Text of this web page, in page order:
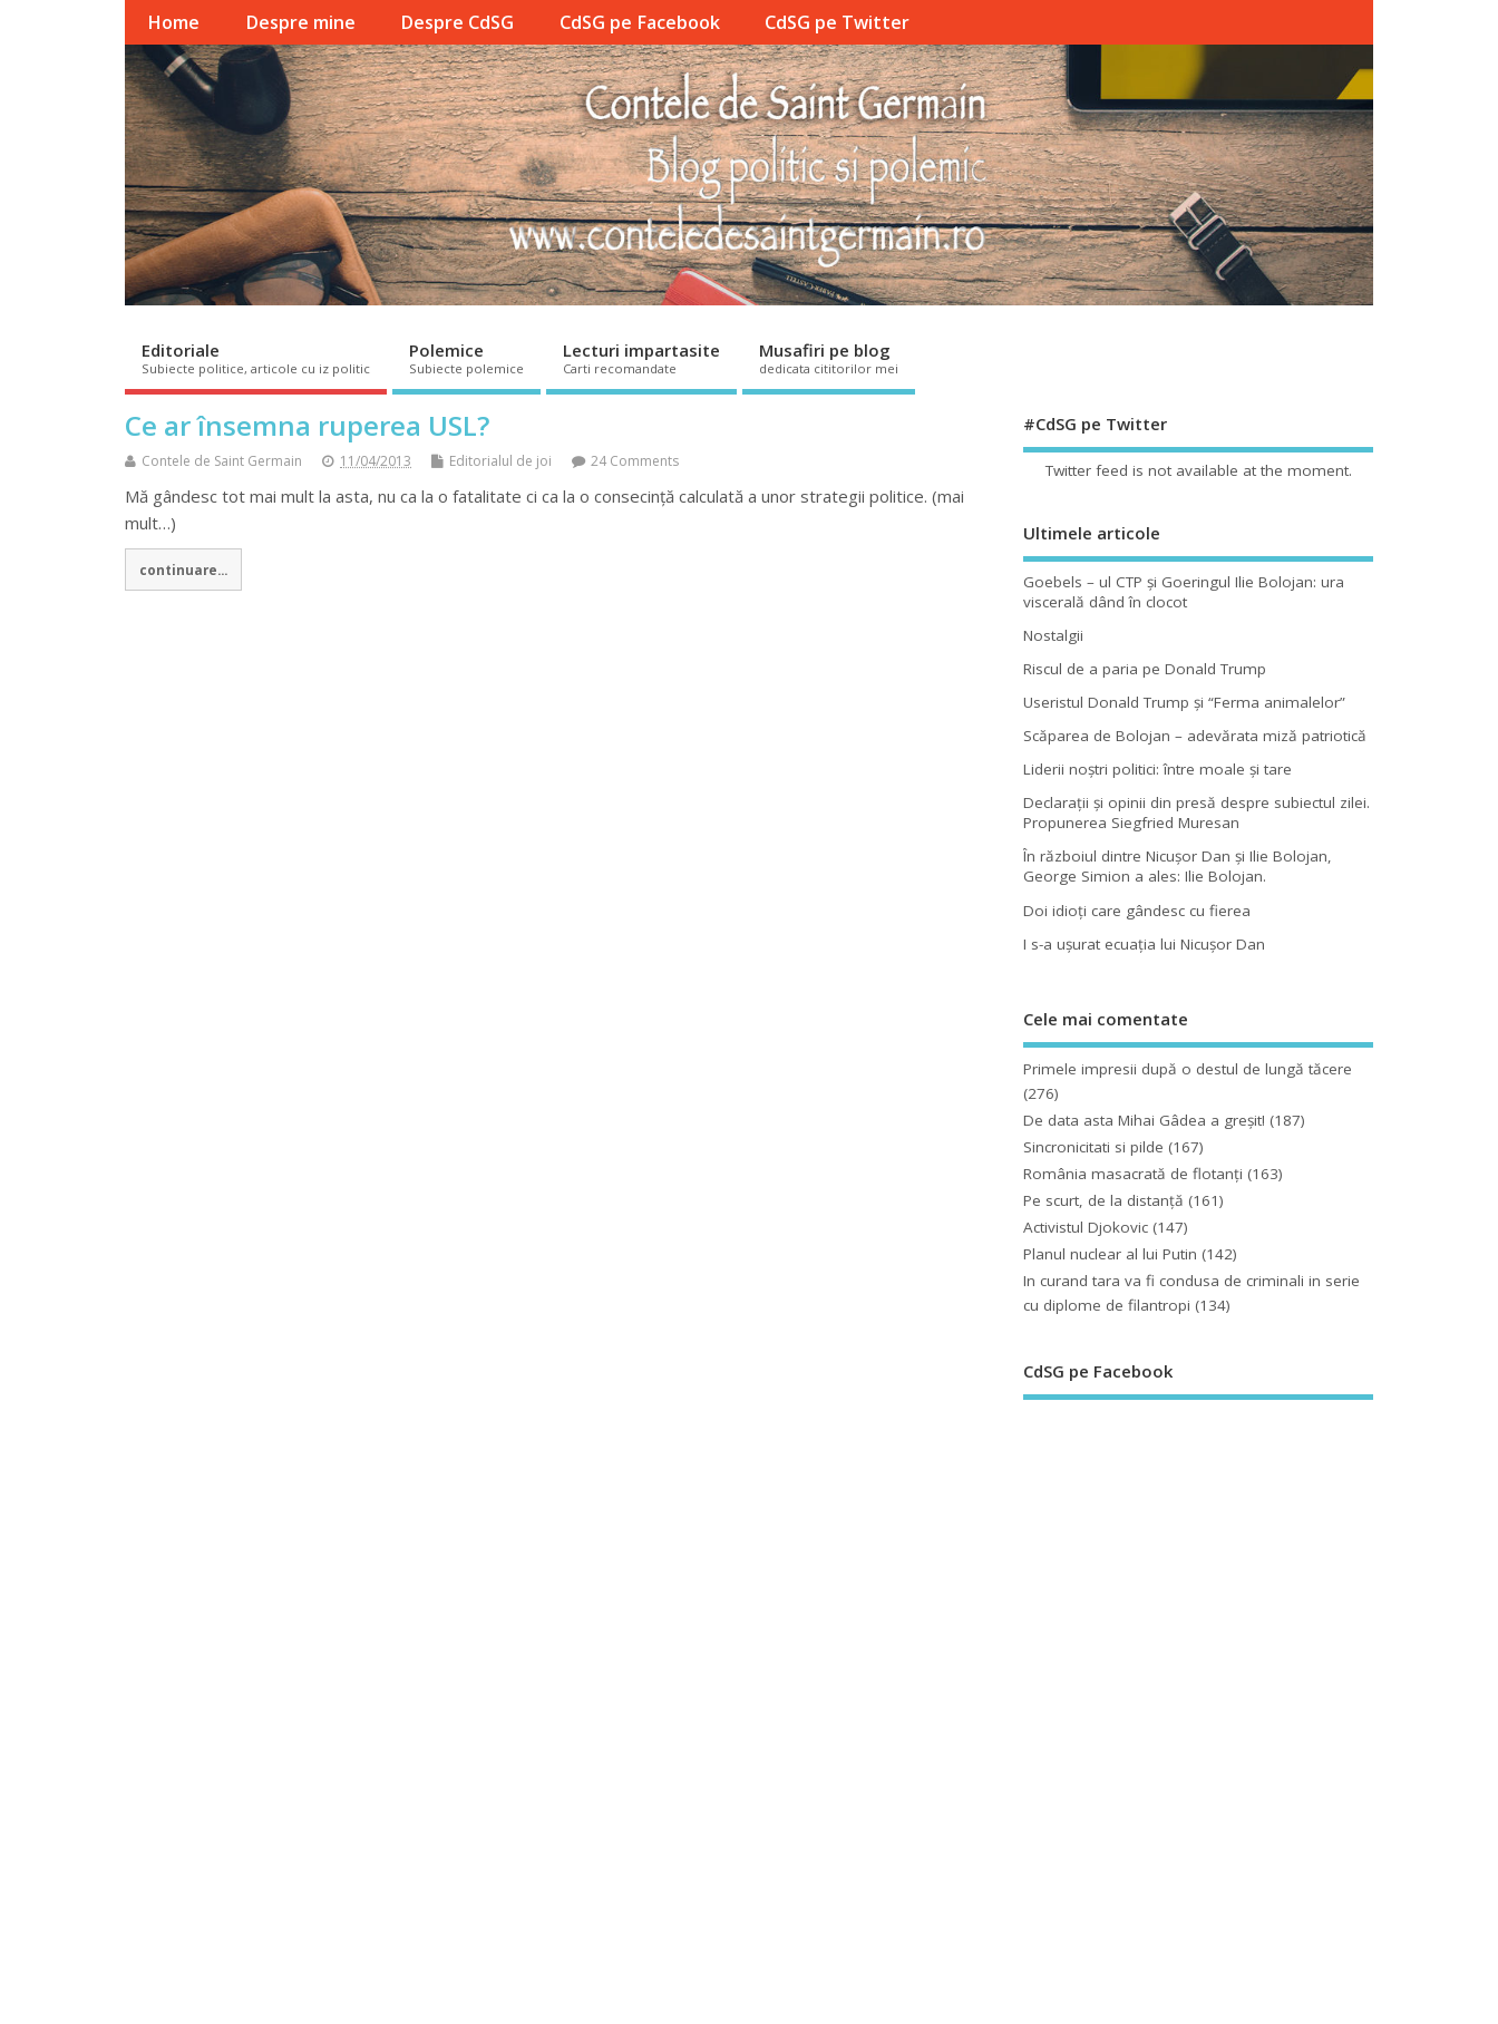
Home Despre mine Despre CdSG CdSG pe Facebook CdSG pe Twitter
Editoriale
Subiecte politice, articole cu iz politic
Polemice
Subiecte polemice
Lecturi impartasite
Carti recomandate
Musafiri pe blog
dedicata cititorilor mei
Ce ar însemna ruperea USL?
Contele de Saint Germain 11/04/2013 Editorialul de joi 24 Comments
Mă gândesc tot mai mult la asta, nu ca la o fatalitate ci ca la o consecință calculată a unor strategii politice. (mai
mult…)
continuare...
#CdSG pe Twitter
Twitter feed is not available at the moment.
Ultimele articole
Goebels – ul CTP şi Goeringul Ilie Bolojan: ura
viscerală dând în clocot
Nostalgii
Riscul de a paria pe Donald Trump
Useristul Donald Trump şi “Ferma animalelor”
Scăparea de Bolojan – adevărata miză patriotică
Liderii noştri politici: între moale şi tare
Declaraţii şi opinii din presă despre subiectul zilei.
Propunerea Siegfried Muresan
În războiul dintre Nicuşor Dan şi Ilie Bolojan,
George Simion a ales: Ilie Bolojan.
Doi idioţi care gândesc cu fierea
I s-a uşurat ecuaţia lui Nicuşor Dan
Cele mai comentate
Primele impresii după o destul de lungă tăcere
(276)
De data asta Mihai Gâdea a greşit! (187)
Sincronicitati si pilde (167)
România masacrată de flotanţi (163)
Pe scurt, de la distanță (161)
Activistul Djokovic (147)
Planul nuclear al lui Putin (142)
In curand tara va fi condusa de criminali in serie
cu diplome de filantropi (134)
CdSG pe Facebook